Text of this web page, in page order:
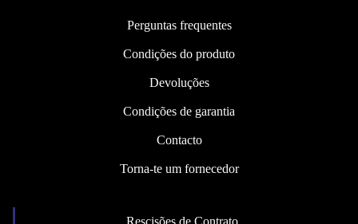
Perguntas frequentes
Condições do produto
Devoluções
Condições de garantia
Contacto
Torna-te um fornecedor